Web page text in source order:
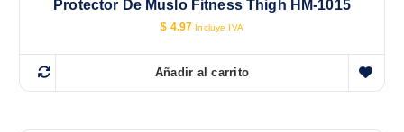
Protector De Muslo Fitness Thigh HM-1015
$ 4.97 Incluye IVA
Añadir al carrito